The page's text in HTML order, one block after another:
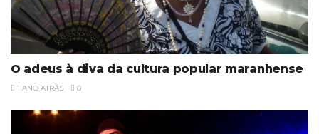
O adeus à diva da cultura popular maranhense
1 ANO ATRÁS 0